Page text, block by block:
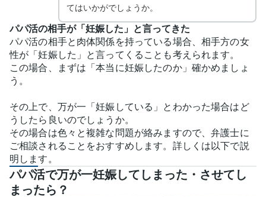
てはいかがでしょうか。
パパ活の相手が「妊娠した」と言ってきた
パパ活の相手と肉体関係を持っている場合、相手方の女
性が「妊娠した」と言ってくることも考えられます。
この場合、まずは「本当に妊娠したのか」確かめましょ
う。
その上で、万が一「妊娠している」とわかった場合はど
うしたら良いのでしょうか。
その場合は色々と複雑な問題が絡みますので、弁護士に
ご相談されることをおすすめします。詳しくは以下で説
明します。
パパ活で万が一妊娠してしまった・させてし
まったら？